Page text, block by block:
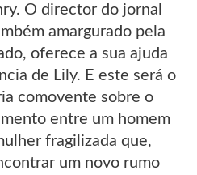
O director do jornal
amargurado pela
oferece a sua ajuda
de Lily. E este será o
comovente sobre o
entre um homem
fragilizada que,
um novo rumo